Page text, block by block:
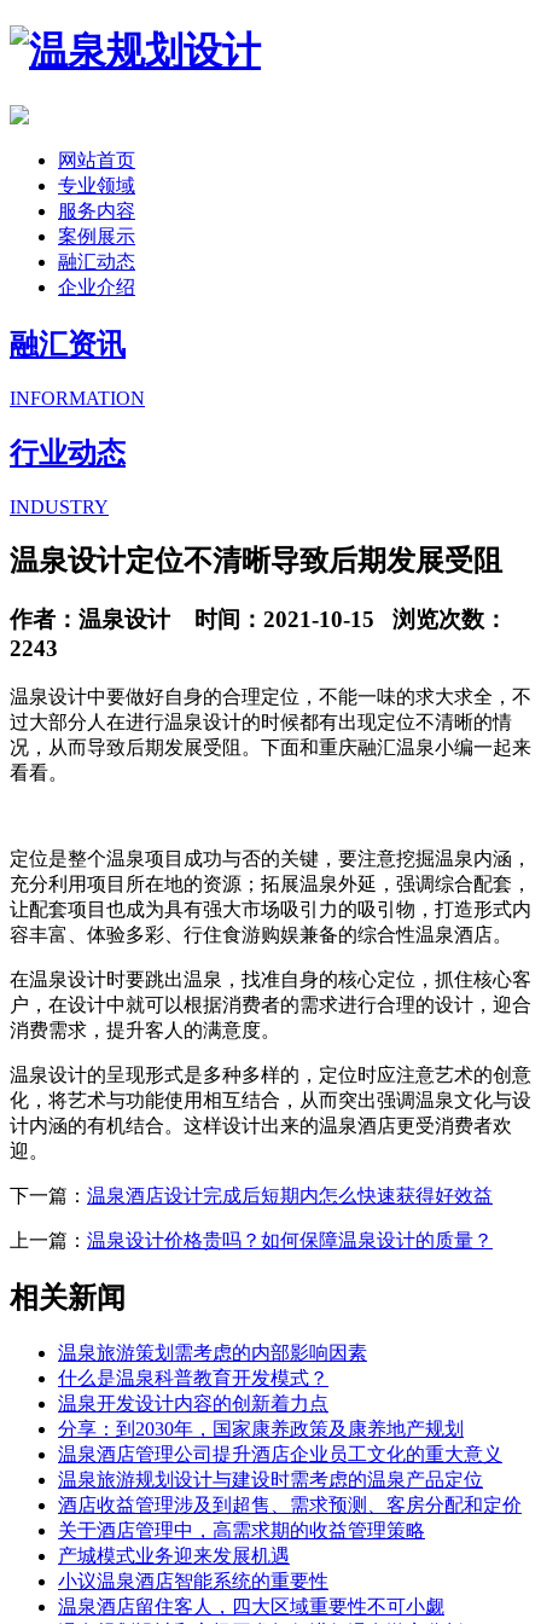
网站首页
专业领域
服务内容
案例展示
融汇动态
企业介绍
融汇资讯
INFORMATION
行业动态
INDUSTRY
温泉设计定位不清晰导致后期发展受阻
作者：温泉设计 时间：2021-10-15 浏览次数：
2243
温泉设计中要做好自身的合理定位，不能一味的求大求全，不
过大部分人在进行温泉设计的时候都有出现定位不清晰的情
况，从而导致后期发展受阻。下面和重庆融汇温泉小编一起来
看看。
定位是整个温泉项目成功与否的关键，要注意挖掘温泉内涵，
充分利用项目所在地的资源；拓展温泉外延，强调综合配套，
让配套项目也成为具有强大市场吸引力的吸引物，打造形式内
容丰富、体验多彩、行住食游购娱兼备的综合性温泉酒店。
在温泉设计时要跳出温泉，找准自身的核心定位，抓住核心客
户，在设计中就可以根据消费者的需求进行合理的设计，迎合
消费需求，提升客人的满意度。
温泉设计的呈现形式是多种多样的，定位时应注意艺术的创意
化，将艺术与功能使用相互结合，从而突出强调温泉文化与设
计内涵的有机结合。这样设计出来的温泉酒店更受消费者欢
迎。
下一篇： 温泉酒店设计完成后短期内怎么快速获得好效益
上一篇： 温泉设计价格贵吗？如何保障温泉设计的质量？
相关新闻
温泉旅游策划需考虑的内部影响因素
什么是温泉科普教育开发模式？
温泉开发设计内容的创新着力点
分享：到2030年，国家康养政策及康养地产规划
温泉酒店管理公司提升酒店企业员工文化的重大意义
温泉旅游规划设计与建设时需考虑的温泉产品定位
酒店收益管理涉及到超售、需求预测、客房分配和定价
关于酒店管理中，高需求期的收益管理策略
产城模式业务迎来发展机遇
小议温泉酒店智能系统的重要性
温泉酒店留住客人，四大区域重要性不可小觑